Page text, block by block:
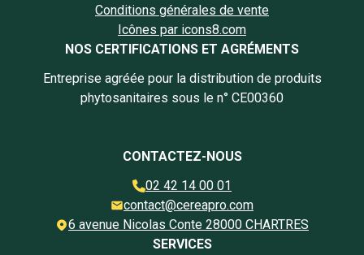
Conditions générales de vente
Icônes par icons8.com
NOS CERTIFICATIONS ET AGRÉMENTS
Entreprise agréée pour la distribution de produits
phytosanitaires sous le n° CE00360
CONTACTEZ-NOUS
02 42 14 00 01
contact@cereapro.com
6 avenue Nicolas Conte 28000 CHARTRES
SERVICES